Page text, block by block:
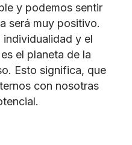
y podemos sentir
será muy positivo.
individualidad y el
el planeta de la
Esto significa, que
con nosotras